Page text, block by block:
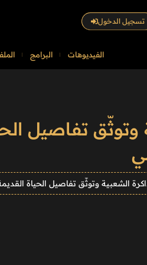
تسجيل الدخول
الفيديوهات البرامج
تفاصيل
الشعبية وتوثّق تفاصيل الحياة